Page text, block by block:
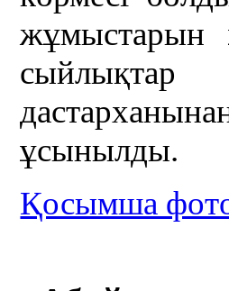
жұмыстарын
сыйлықтар
ұсынылды.
Қосымша